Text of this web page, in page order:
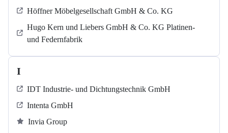
Höffner Möbelgesellschaft GmbH & Co. KG
Hugo Kern und Liebers GmbH & Co. KG Platinen-
und Federnfabrik
I
IDT Industrie- und Dichtungstechnik GmbH
Intenta GmbH
Invia Group